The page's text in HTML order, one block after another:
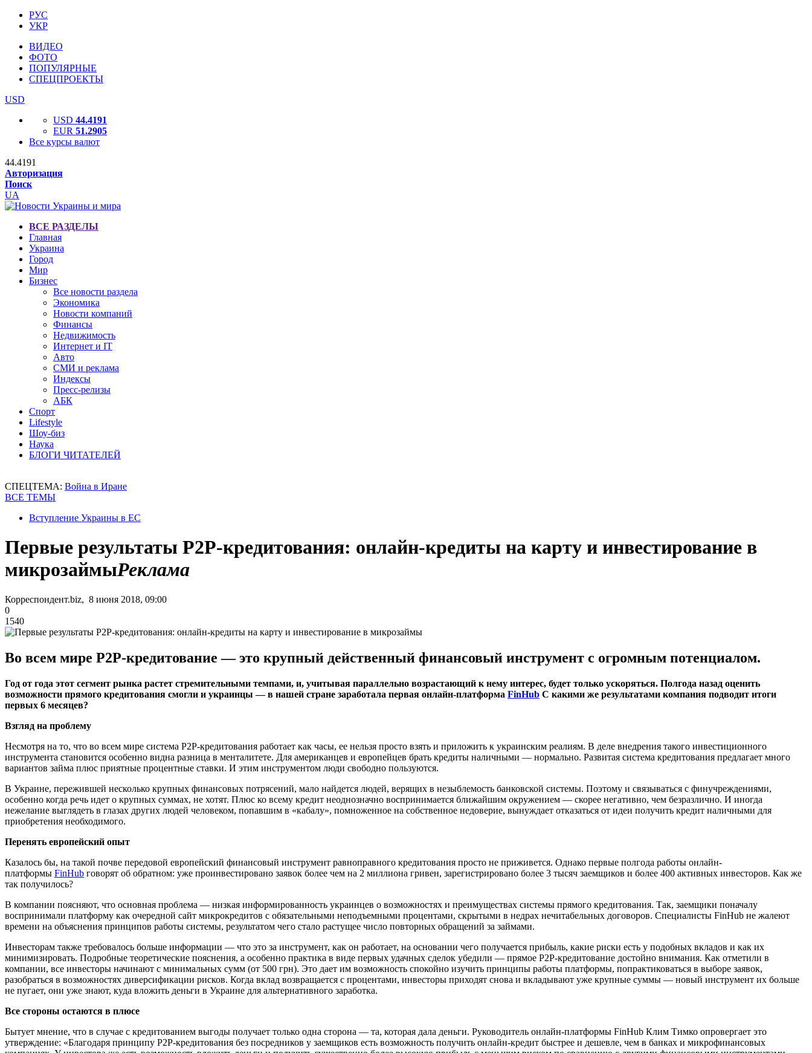
РУС
УКР
ВИДЕО
ФОТО
ПОПУЛЯРНЫЕ
СПЕЦПРОЕКТЫ
USD
USD 44.4191
EUR 51.2905
Все курсы валют
44.4191
Авторизация
Поиск
UA
ВСЕ РАЗДЕЛЫ
Главная
Украина
Город
Мир
Бизнес
Все новости раздела
Экономика
Новости компаний
Финансы
Недвижимость
Интернет и IT
Авто
СМИ и реклама
Индексы
Пресс-релизы
АБК
Спорт
Lifestyle
Шоу-биз
Наука
БЛОГИ ЧИТАТЕЛЕЙ
СПЕЦТЕМА: Война в Иране
ВСЕ ТЕМЫ
Вступление Украины в ЕС
Первые результаты Р2Р-кредитования: онлайн-кредиты на карту и инвестирование в
микрозаймыРеклама
Корреспондент.biz, 8 июня 2018, 09:00
0
1540
Во всем мире P2P-кредитование — это крупный действенный финансовый инструмент с огромным потенциалом.
Год от года этот сегмент рынка растет стремительными темпами, и, учитывая параллельно возрастающий к нему интерес, будет только ускоряться. Полгода назад оценить
возможности прямого кредитования смогли и украинцы — в нашей стране заработала первая онлайн-платформа FinHub С какими же результатами компания подводит итоги
первых 6 месяцев?
Взгляд на проблему
Несмотря на то, что во всем мире система P2P-кредитования работает как часы, ее нельзя просто взять и приложить к украинским реалиям. В деле внедрения такого инвестиционного
инструмента становится особенно видна разница в менталитете. Для американцев и европейцев брать кредиты наличными — нормально. Развитая система кредитования предлагает много
вариантов займа плюс приятные процентные ставки. И этим инструментом люди свободно пользуются.
В Украине, пережившей несколько крупных финансовых потрясений, мало найдется людей, верящих в незыблемость банковской системы. Поэтому и связываться с финучреждениями,
особенно когда речь идет о крупных суммах, не хотят. Плюс ко всему кредит неоднозначно воспринимается ближайшим окружением — скорее негативно, чем безразлично. И иногда
нежелание выглядеть в глазах других людей человеком, попавшим в «кабалу», помноженное на собственное недоверие, вынуждает отказаться от идеи получить кредит наличными для
приобретения необходимого.
Перенять европейский опыт
Казалось бы, на такой почве передовой европейский финансовый инструмент равноправного кредитования просто не приживется. Однако первые полгода работы онлайн-
платформы FinHub говорят об обратном: уже проинвестировано заявок более чем на 2 миллиона гривен, зарегистрировано более 3 тысяч заемщиков и более 400 активных инвесторов. Как же
так получилось?
В компании поясняют, что основная проблема — низкая информированность украинцев о возможностях и преимуществах системы прямого кредитования. Так, заемщики поначалу
воспринимали платформу как очередной сайт микрокредитов с обязательными неподъемными процентами, скрытыми в недрах нечитабельных договоров. Специалисты FinHub не жалеют
времени на объяснения принципов работы системы, результатом чего стало растущее число повторных обращений за займами.
Инвесторам также требовалось больше информации — что это за инструмент, как он работает, на основании чего получается прибыль, какие риски есть у подобных вкладов и как их
минимизировать. Подробные теоретические пояснения, а особенно практика в виде первых удачных сделок убедили — прямое P2P-кредитование достойно внимания. Как отметили в
компании, все инвесторы начинают с минимальных сумм (от 500 грн). Это дает им возможность спокойно изучить принципы работы платформы, попрактиковаться в выборе заявок,
разобраться в возможностях диверсификации рисков. Когда вклад возвращается с процентами, инвесторы приходят снова и вкладывают уже крупные суммы — новый инструмент их больше
не пугает, они уже знают, куда вложить деньги в Украине для альтернативного заработка.
Все стороны остаются в плюсе
Бытует мнение, что в случае с кредитованием выгоды получает только одна сторона — та, которая дала деньги. Руководитель онлайн-платформы FinHub Клим Тимко опровергает это
утверждение: «Благодаря принципу Р2Р-кредитования без посредников у заемщиков есть возможность получить онлайн-кредит быстрее и дешевле, чем в банках и микрофинансовых